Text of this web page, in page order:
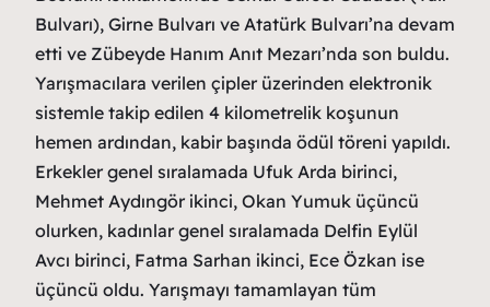
Bulvarı), Girne Bulvarı ve Atatürk Bulvarı’na devam
etti ve Zübeyde Hanım Anıt Mezarı’nda son buldu.
Yarışmacılara verilen çipler üzerinden elektronik
sistemle takip edilen 4 kilometrelik koşunun
hemen ardından, kabir başında ödül töreni yapıldı.
Erkekler genel sıralamada Ufuk Arda birinci,
Mehmet Aydıngör ikinci, Okan Yumuk üçüncü
olurken, kadınlar genel sıralamada Delfin Eylül
Avcı birinci, Fatma Sarhan ikinci, Ece Özkan ise
üçüncü oldu. Yarışmayı tamamlayan tüm